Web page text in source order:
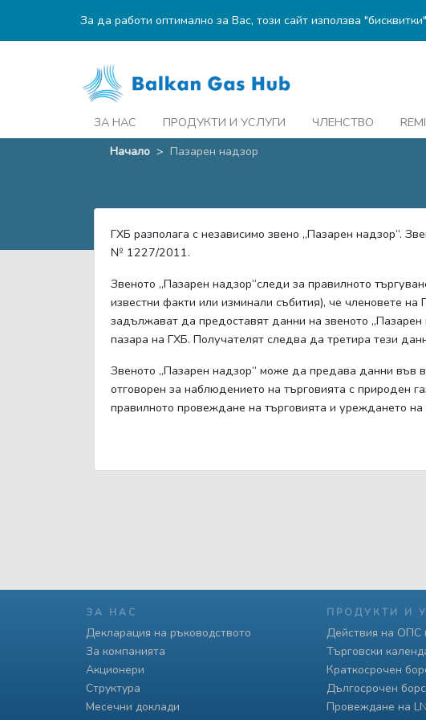
За да работи оптимално за Вас, този сайт използва
ЗА НАС ПРОДУКТИ И УСЛУГИ ЧЛЕНСТВО
Начало > Пазарен надзор
ГХБ разполага с независимо звено „Пазарен надзор“.
№ 1227/2011.
Звеното „Пазарен надзор“следи за правилното
известни факти или изминали събития), че членовете
задължават да предоставят данни на звеното
пазара на ГХБ. Получателят следва да третира тези
Звеното „Пазарен надзор“ може да предава данни във
отговорен за наблюдението на търговията с природен
правилното провеждане на търговията и уреждането на
ЗА НАС
Декларация на ръководството
За компанията
Акционери
Структура
Месечни доклади
ПРОДУКТИ И
Действия на ОПС
Търговски
Краткосрочен
Дългосрочен
Провеждане на